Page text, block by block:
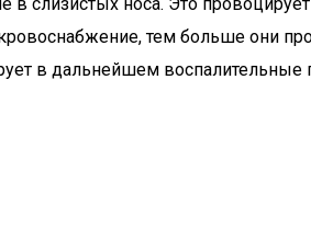
тем больше они
в дальнейшем